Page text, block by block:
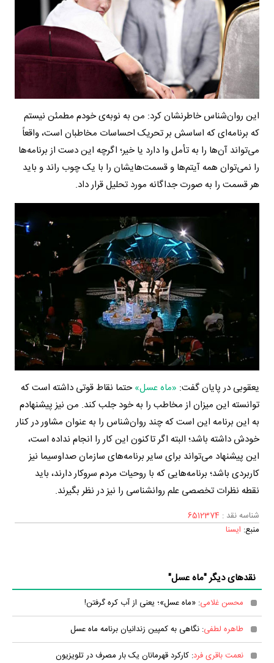
این روان‌شناس خاطرنشان کرد: من به نوبه‌ی خودم مطمئن نیستم
که برنامه‌ای که اساسش بر تحریک احساسات مخاطبان است، واقعاً
می‌تواند آن‌ها را به تأمل وا دارد یا خیر؛ اگرچه این دست از برنامه‌ها
را نمی‌توان همه آیتم‌ها و قسمت‌هایشان را با یک چوب راند و باید
هر قسمت را به صورت جداگانه مورد تحلیل قرار داد.
یعقوبی در پایان گفت: «ماه عسل»حتما نقاط قوتی داشته است که
توانسته این میزان از مخاطب را به خود جلب کند. من نیز پیشنهادم
به این برنامه این است که چند روان‌شناس را به عنوان مشاور در کنار
خودش داشته باشد؛ البته اگر تاکنون این کار را انجام نداده است،
این پیشنهاد می‌تواند برای سایر برنامه‌های سازمان صداوسیما نیز
کاربردی باشد؛ برنامه‌هایی که با روحیات مردم سروکار دارند، باید
نقطه نظرات تخصصی علم روانشناسی را نیز در نظر بگیرند.
شناسه نقد : 6512374
منبع: ایسنا
نقدهای دیگر "ماه عسل"
محسن غلامی: «ماه عسل»؛ یعنی از آب کره گرفتن!
طاهره لطفی: نگاهی به کمپین زندانیان برنامه ماه عسل
نعمت باقری فرد: کارکرد قهرمانان یک بار مصرف در تلویزیون